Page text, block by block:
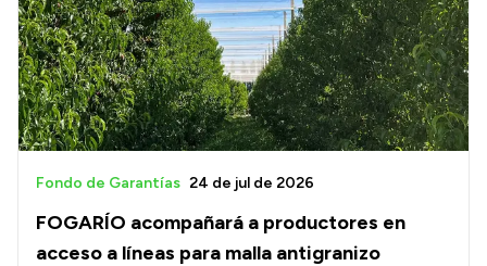
FOGARÍO acompañará a productores en
acceso a líneas para malla antigranizo
Fondo de Garantías 24 de jul de 2026